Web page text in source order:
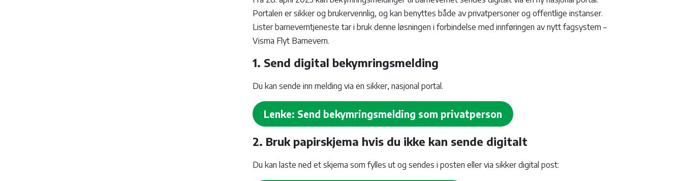
Portalen er sikker og brukervennlig, og kan benyttes både av privatpersoner og offentlige instanser.
Lister barneverntjeneste tar i bruk denne løsningen i forbindelse med innføringen av nytt fagsystem –
Visma Flyt Barnevern.
1. Send digital bekymringsmelding
Du kan sende inn melding via en sikker, nasjonal portal.
Lenke: Send bekymringsmelding som privatperson
2. Bruk papirskjema hvis du ikke kan sende digitalt
Du kan laste ned et skjema som fylles ut og sendes i posten eller via sikker digital post: